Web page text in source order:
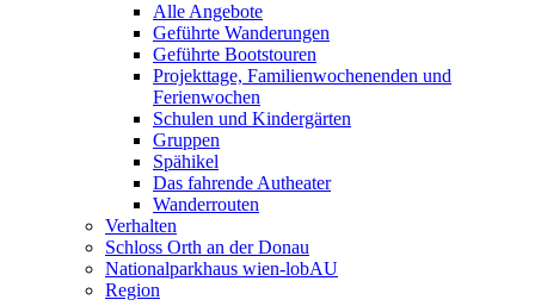
Alle Angebote
Geführte Wanderungen
Geführte Bootstouren
Projekttage, Familienwochenenden und
Ferienwochen
Schulen und Kindergärten
Gruppen
Spähikel
Das fahrende Autheater
Wanderrouten
Verhalten
Schloss Orth an der Donau
Nationalparkhaus wien-lobAU
Region